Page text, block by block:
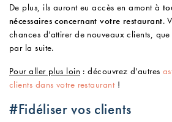
De plus, ils auront eu accès en amont à
nécessaires concernant votre restaurant.
chances d’attirer de nouveaux clients,
par la suite.
Pour aller plus loin : découvrez d’autres
clients dans votre restaurant!
#Fidéliser vos clients